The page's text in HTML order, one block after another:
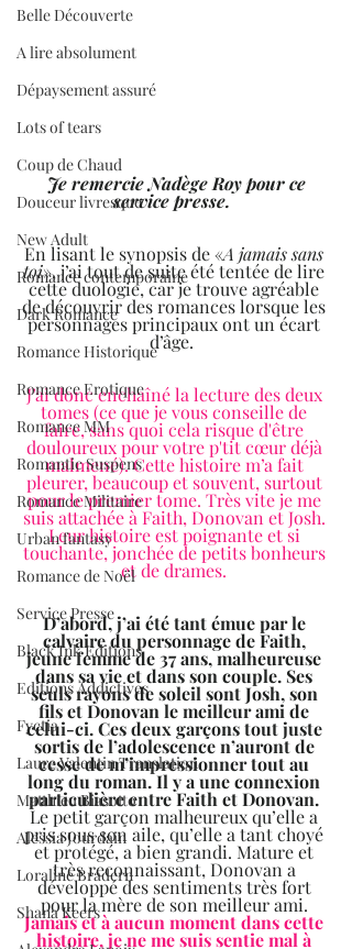
Belle Découverte
A lire absolument
Dépaysement assuré
Lots of tears
Coup de Chaud
Douceur livresque
New Adult
Romance contemporaine
Dark Romance
Romance Historique
Romance Erotique
Romance MM
Romantic Suspens
Romance Militaire
Urban fantasy
Romance de Noël
Service Presse
Black Ink Editions
Editions Addictives
Fyctia
Laure Valentin Translation
Matthieu Biasotto
Alessia Jourdain
Loraline Bradern
Shana Keers
Je remercie Nadège Roy pour ce
service presse.
En lisant le synopsis de «A jamais sans
toi», j’ai tout de suite été tentée de lire
cette duologie, car je trouve agréable
de découvrir des romances lorsque les
personnages principaux ont un écart
d’âge.
J’ai donc enchaîné la lecture des deux
tomes (ce que je vous conseille de
faire, sans quoi cela risque d'être
douloureux pour votre p'tit cœur déjà
malmené). Cette histoire m’a fait
pleurer, beaucoup et souvent, surtout
pour le premier tome. Très vite je me
suis attachée à Faith, Donovan et Josh.
Leur histoire est poignante et si
touchante, jonchée de petits bonheurs
et de drames.
D’abord, j’ai été tant émue par le
calvaire du personnage de Faith,
jeune femme de 37 ans, malheureuse
dans sa vie et dans son couple. Ses
seuls rayons de soleil sont Josh, son
fils et Donovan le meilleur ami de
celui-ci. Ces deux garçons tout juste
sortis de l’adolescence n’auront de
cesse de m’impressionner tout au
long du roman. Il y a une connexion
particulière entre Faith et Donovan.
Le petit garçon malheureux qu’elle a
pris sous son aile, qu’elle a tant choyé
et protégé, a bien grandi. Mature et
très reconnaissant, Donovan a
développé des sentiments très fort
pour la mère de son meilleur ami.
Jamais et à aucun moment dans cette
histoire, je ne me suis sentie mal à